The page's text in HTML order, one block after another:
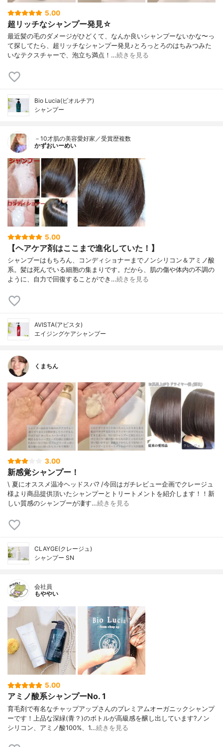
5.00
超リッチなシャンプー発見☆
最近髪の毛のダメージがひどくて、なんか良いシャンプーないかな〜っ
て探してたら、超リッチなシャンプー発見♪とろっとろのはちみつみた
いなテクスチャーで、泡立ち満点！…続きを見る
Bio Lucia(ビオルチア)
シャンプー
－10才肌の美容愛好家／受賞歴複数
かずおいーめい
5.00
【ヘアケア剤はここまで進化していた！】
シャンプーはもちろん、コンディショナーまでノンシリコン＆アミノ酸
系。髪は死んでいる細胞の集まりです。だから、肌の傷や体内の不調の
ように、自力で回復することができ…続きを見る
AVISTA(アビスタ)
エイジングケアシャンプー
くまちん
3.00
新感覚シャンプー！
\ 夏にオススメ温冷ヘッドスパ? /今回はガチレビュー企画でクレージュ
様より商品提供頂いたシャンプーとトリートメントを紹介します！！新
しい質感のシャンプーが凄す…続きを見る
CLAYGE(クレージュ)
シャンプー SN
会社員
もややい
5.00
アミノ酸系シャンプーNo. 1
育毛剤で有名なチャップアップさんのプレミアムオーガニックシャンプ
ーです！上品な深緑(青？)のボトルが高級感を醸し出しています?ノン
シリコン、アミノ酸100%、1…続きを見る